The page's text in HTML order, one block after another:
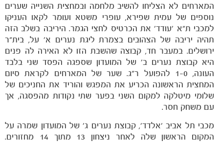
המארחים לא הצליחו להשיב מלחמה ובמחצית השנייה שערים
נוספים של עמית שפירא, עופרי משטא ועומר לקאו העניקו
למכבי ת"א 'עודד' את הכרטיס לחצי הגמר. היריבה בשלב הזה
תהיה יריבה של הצהובים בצמרת ליגת נערים א' על, בית"ר
ירושלים. במעבר חד, קבוצה שהשבת הזו לא האירה לה פנים
היא קבוצת נערים ב' של המועדון שספגה הפסד שני בלבד
העונה, 1-0 להפועל ר"ג. שער של המארחים לקראת סיום
המחצית הראשונה הכריע את המפגש והוריד את החניכים של
שלומי מיטלקה למקום השני בפער שתי נקודות מהפסגה, אך
עם משחק חסר.
מכבי תל אביב 'אלדד', קבוצת נערים ג' של המועדון שמרה על
המקום הראשון שלה לאחר ניצחון 13 מתוך 14 מחזורים.